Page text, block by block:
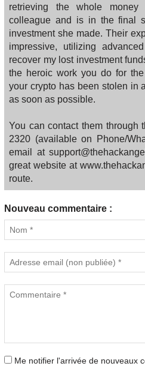
retrieving the whole
colleague and is in the final
investment she made. Their
impressive, utilizing
recover my lost investment
the heroic work you do for
your crypto has been stolen in
as soon as possible.
You can contact them through
2320 (available on Phone/
email at
great website at
route.
Nouveau commentaire :
Me notifier l'arrivée de nouveaux